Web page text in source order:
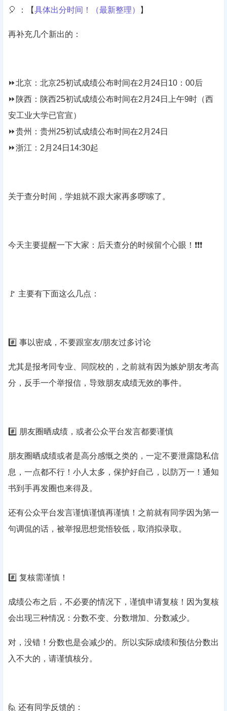
🎈 ：【具体出分时间！（最新整理） 】
再补充几个新出的：
⏩北京：北京25初试成绩公布时间在2月24日10：00后
⏩陕西：陕西25初试成绩公布时间在2月24日上午9时（西
安工业大学已官宣）
⏩贵州：贵州25初试成绩公布时间在2月24日
⏩浙江：2月24日14:30起
关于查分时间，学姐就不跟大家再多啰嗦了。
今天主要提醒一下大家：后天查分的时候留个心眼！❗❗❗
🚩 主要有下面这么几点：
#️⃣ 事以密成，不要跟室友/朋友过多讨论
尤其是报考同专业、同院校的，之前就有因为嫉妒朋友考高
分，反手一个举报信，导致朋友成绩无效的事件。
#️⃣ 朋友圈晒成绩，或者公众平台发言都要谨慎
朋友圈晒成绩或者是高分感慨之类的，一定不要泄露隐私信
息，一点都不行！小人太多，保护好自己，以防万一！通知
书到手再发圈也来得及。
还有公众平台发言谨慎谨慎再谨慎！之前就有同学因为第一
句调侃的话，被举报思想觉悟较低，取消拟录取。
#️⃣ 复核需谨慎！
成绩公布之后，不必要的情况下，谨慎申请复核！因为复核
会出现三种情况：分数不变、分数增加、分数减少。
对，没错！分数也是会减少的。所以实际成绩和预估分数出
入不大的，请谨慎核分。
🙋 还有同学反馈的：